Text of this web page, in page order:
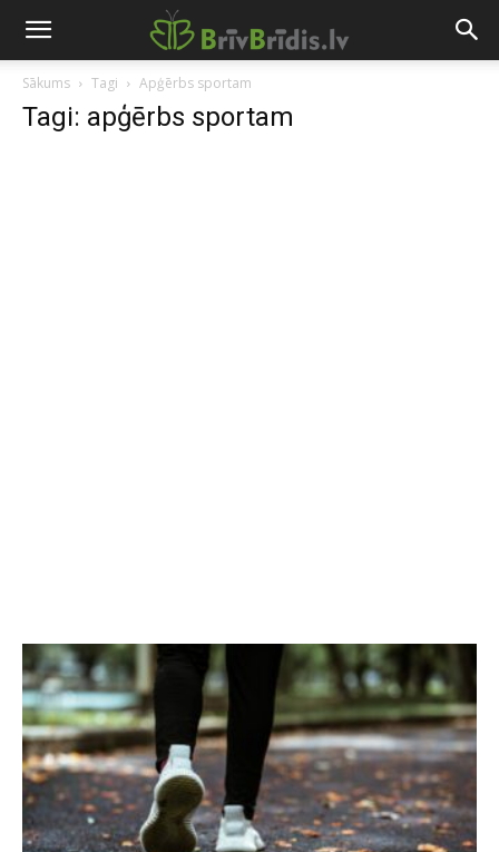
Sākums Tagi Apģērbs sportam
Tagi: apģērbs sportam